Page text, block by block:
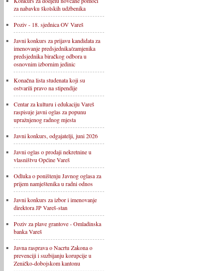
za nabavku školskih udžbenika
Poziv - 18. sjednica OV Vareš
Javni konkurs za prijavu kandidata za
imenovanje predsjednika/zamjenika
predsjednika biračkog odbora u
osnovnim izbornim jedinic
Konačna lista studenata koji su
ostvarili pravo na stipendije
Centar za kulturu i edukaciju Vareš
raspisuje javni oglas za popunu
upražnjenog radnog mjesta
Javni konkurs, odgajatelji, juni 2026
Javni oglas o prodaji nekretnine u
vlasništvu Općine Vareš
Odluka o poništenju Javnog oglasa za
prijem namještenika u radni odnos
Javni konkurs za izbor i imenovanje
direktora JP Vareš-stan
Poziv za plave grantove - Omladinska
banka Vareš
Javna rasprava o Nacrtu Zakona o
prevenciji i suzbijanju korupcije u
Zeničko-dobojskom kantonu